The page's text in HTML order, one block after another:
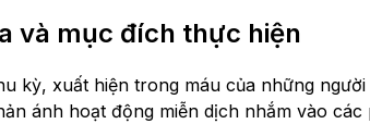
và mục đích thực hiện
kỳ, xuất hiện trong máu của những người
ánh hoạt động miễn dịch nhắm vào các